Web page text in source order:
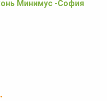
Минимус -София